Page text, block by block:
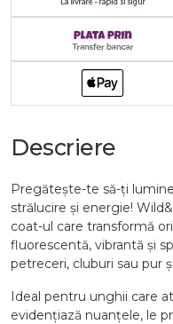
Descriere
Pregătește-te să-ți
strălucire și energie!
coat-ul care transformă
fluorescentă, vibrantă și
petreceri, cluburi sau pur
Ideal pentru unghii care
evidențiază nuanțele, le